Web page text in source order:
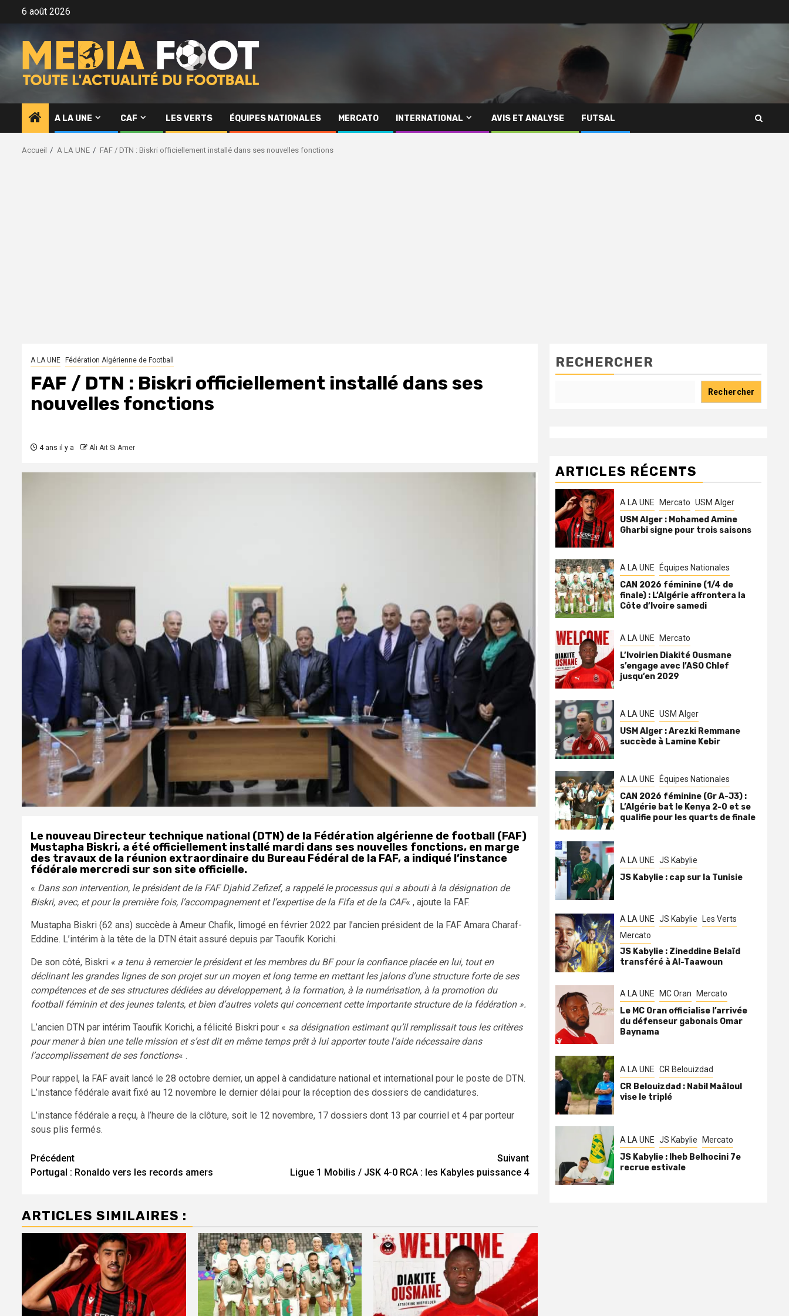
6 août 2026
A LA UNE CAF LES VERTS ÉQUIPES NATIONALES MERCATO INTERNATIONAL AVIS ET ANALYSE FUTSAL
Accueil A LA UNE FAF / DTN : Biskri officiellement installé dans ses nouvelles fonctions
A LA UNE Fédération Algérienne de Football
FAF / DTN : Biskri officiellement installé dans ses
nouvelles fonctions
4 ans il y a Ali Ait Si Amer
Le nouveau Directeur technique national (DTN) de la Fédération algérienne de football (FAF)
Mustapha Biskri, a été officiellement installé mardi dans ses nouvelles fonctions, en marge
des travaux de la réunion extraordinaire du Bureau Fédéral de la FAF, a indiqué l’instance
fédérale mercredi sur son site officielle.
« Dans son intervention, le président de la FAF Djahid Zefizef, a rappelé le processus qui a abouti à la désignation de
Biskri, avec, et pour la première fois, l’accompagnement et l’expertise de la Fifa et de la CAF« , ajoute la FAF.
Mustapha Biskri (62 ans) succède à Ameur Chafik, limogé en février 2022 par l’ancien président de la FAF Amara Charaf-
Eddine. L’intérim à la tête de la DTN était assuré depuis par Taoufik Korichi.
De son côté, Biskri « a tenu à remercier le président et les membres du BF pour la confiance placée en lui, tout en
déclinant les grandes lignes de son projet sur un moyen et long terme en mettant les jalons d’une structure forte de ses
compétences et de ses structures dédiées au développement, à la formation, à la numérisation, à la promotion du
football féminin et des jeunes talents, et bien d’autres volets qui concernent cette importante structure de la fédération ».
L’ancien DTN par intérim Taoufik Korichi, a félicité Biskri pour « sa désignation estimant qu’il remplissait tous les critères
pour mener à bien une telle mission et s’est dit en même temps prêt à lui apporter toute l’aide nécessaire dans
l’accomplissement de ses fonctions« .
Pour rappel, la FAF avait lancé le 28 octobre dernier, un appel à candidature national et international pour le poste de DTN.
L’instance fédérale avait fixé au 12 novembre le dernier délai pour la réception des dossiers de candidatures.
L’instance fédérale a reçu, à l’heure de la clôture, soit le 12 novembre, 17 dossiers dont 13 par courriel et 4 par porteur
sous plis fermés.
Navigation
d’article
Précédent
Portugal : Ronaldo vers les records amers
Suivant
Ligue 1 Mobilis / JSK 4-0 RCA : les Kabyles puissance 4
ARTICLES SIMILAIRES :
RECHERCHER
Rechercher
ARTICLES RÉCENTS
A LA UNE Mercato USM Alger
USM Alger : Mohamed Amine
Gharbi signe pour trois saisons
A LA UNE Équipes Nationales
CAN 2026 féminine (1/4 de
finale) : L’Algérie affrontera la
Côte d’Ivoire samedi
A LA UNE Mercato
L’Ivoirien Diakité Ousmane
s’engage avec l’ASO Chlef
jusqu’en 2029
A LA UNE USM Alger
USM Alger : Arezki Remmane
succède à Lamine Kebir
A LA UNE Équipes Nationales
CAN 2026 féminine (Gr A-J3) :
L’Algérie bat le Kenya 2-0 et se
qualifie pour les quarts de finale
A LA UNE JS Kabylie
JS Kabylie : cap sur la Tunisie
A LA UNE JS Kabylie
Les Verts
Mercato
JS Kabylie : Zineddine Belaïd
transféré à Al-Taawoun
A LA UNE MC Oran Mercato
Le MC Oran officialise l’arrivée
du défenseur gabonais Omar
Baynama
A LA UNE CR Belouizdad
CR Belouizdad : Nabil Maâloul
vise le triplé
A LA UNE JS Kabylie Mercato
JS Kabylie : Iheb Belhocini 7e
recrue estivale